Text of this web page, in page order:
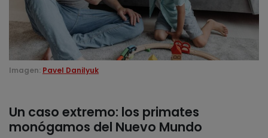
Imagen: Pavel Danilyuk
Un caso extremo: los primates
monógamos del Nuevo Mundo